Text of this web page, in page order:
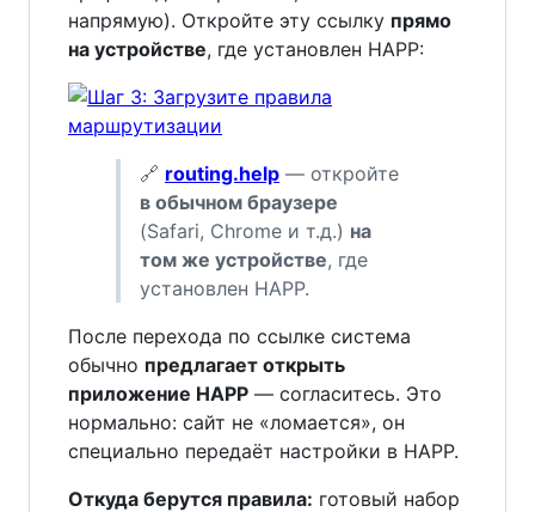
напрямую). Откройте эту ссылку прямо
на устройстве, где установлен HAPP:
🔗 routing.help — откройте
в обычном браузере
(Safari, Chrome и т.д.) на
том же устройстве, где
установлен HAPP.
После перехода по ссылке система
обычно предлагает открыть
приложение HAPP — согласитесь. Это
нормально: сайт не «ломается», он
специально передаёт настройки в HAPP.
Откуда берутся правила: готовый набор